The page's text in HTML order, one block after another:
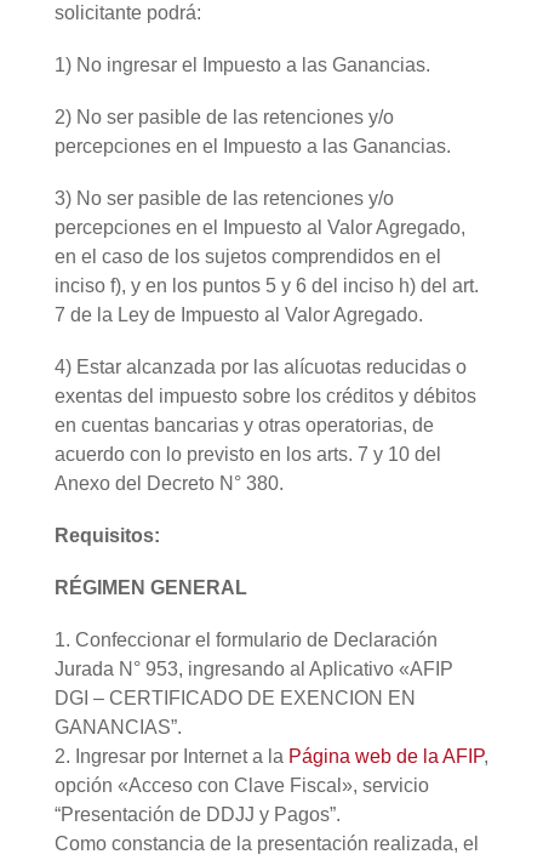
solicitante podrá:
1) No ingresar el Impuesto a las Ganancias.
2) No ser pasible de las retenciones y/o
percepciones en el Impuesto a las Ganancias.
3) No ser pasible de las retenciones y/o
percepciones en el Impuesto al Valor Agregado,
en el caso de los sujetos comprendidos en el
inciso f), y en los puntos 5 y 6 del inciso h) del art.
7 de la Ley de Impuesto al Valor Agregado.
4) Estar alcanzada por las alícuotas reducidas o
exentas del impuesto sobre los créditos y débitos
en cuentas bancarias y otras operatorias, de
acuerdo con lo previsto en los arts. 7 y 10 del
Anexo del Decreto N° 380.
Requisitos:
RÉGIMEN GENERAL
1. Confeccionar el formulario de Declaración
Jurada N° 953, ingresando al Aplicativo «AFIP
DGI – CERTIFICADO DE EXENCION EN
GANANCIAS”.
2. Ingresar por Internet a la Página web de la AFIP,
opción «Acceso con Clave Fiscal», servicio
“Presentación de DDJJ y Pagos”.
Como constancia de la presentación realizada, el